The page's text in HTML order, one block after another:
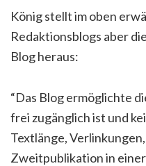
König stellt im oben
Redaktionsblogs aber
Blog heraus:
“Das Blog ermöglichte
frei zugänglich ist und
Textlänge,
Zweitpublikation in